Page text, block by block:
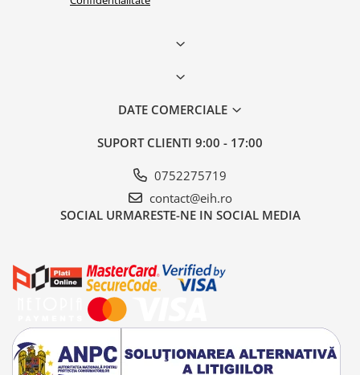
DATE COMERCIALE
SUPORT CLIENTI 9:00 - 17:00
0752275719
contact@eih.ro
SOCIAL URMARESTE-NE IN SOCIAL MEDIA